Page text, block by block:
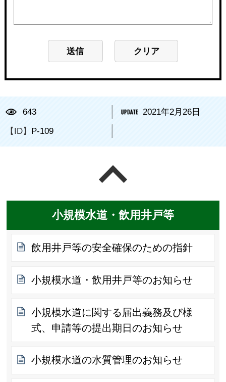
643 2021年2月26日
【ID】 P-109
小規模水道・飲用井戸等
飲用井戸等の安全確保のための指針
小規模水道・飲用井戸等のお知らせ
小規模水道に関する届出義務及び様
式、申請等の提出期日のお知らせ
小規模水道の水質管理のお知らせ